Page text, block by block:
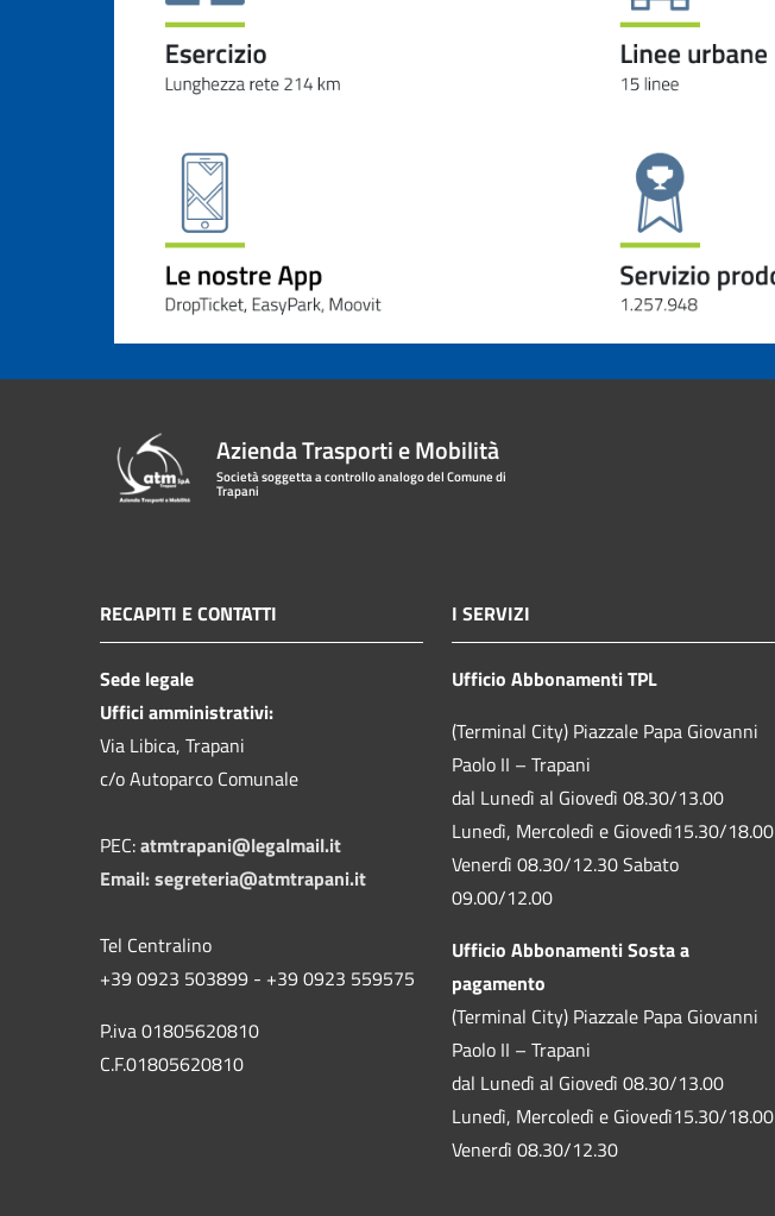
Azienda Trasporti e Mobilità
Società soggetta a controllo analogo del Comune di
Trapani
RECAPITI E CONTATTI
Sede legale
Uffici amministrativi:
Via Libica, Trapani
c/o Autoparco Comunale
PEC:atmtrapani@legalmail.it
Email:segreteria@atmtrapani.it
Tel Centralino
+39 0923 503899 - +39 0923 559575
P.iva 01805620810
C.F.01805620810
I SERVIZI
Ufficio Abbonamenti TPL
(Terminal City) Piazzale Papa Giovanni
Paolo II – Trapani
dal Lunedì al Giovedì 08.30/13.00
Lunedì, Mercoledì e Giovedì15.30/18.00
Venerdì 08.30/12.30 Sabato
09.00/12.00
Ufficio Abbonamenti Sosta a
pagamento
(Terminal City) Piazzale Papa Giovanni
Paolo II – Trapani
dal Lunedì al Giovedì 08.30/13.00
Lunedì, Mercoledì e Giovedì15.30/18.00
Venerdì 08.30/12.30